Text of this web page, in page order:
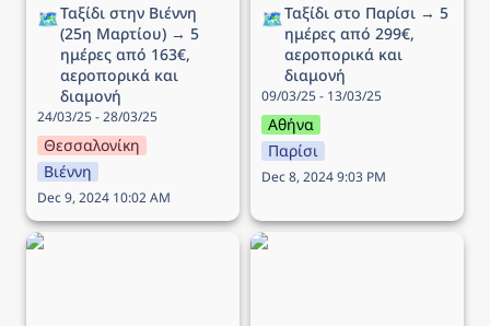
🗺️Ταξίδι στην Βιέννη
(25η Μαρτίου) → 5
ημέρες από 163€,
αεροπορικά και
διαμονή
24/03/25 - 28/03/25
Θεσσαλονίκη
Βιέννη
Dec 9, 2024 10:02 AM
🗺️Ταξίδι στο Παρίσι → 5
ημέρες από 299€,
αεροπορικά και
διαμονή
09/03/25 - 13/03/25
Αθήνα
Παρίσι
Dec 8, 2024 9:03 PM
Ταξίδι στην Στοκχόλμη →
Ταξίδι στην Κοπεγχάγη →